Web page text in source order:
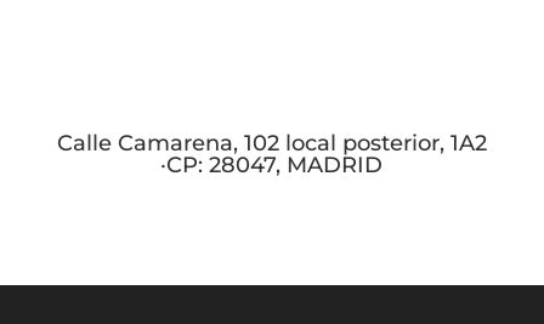
Calle Camarena, 102 local posterior, 1A2
·CP: 28047, MADRID